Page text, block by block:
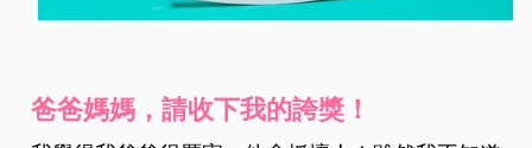
爸爸媽媽，請收下我的誇獎！